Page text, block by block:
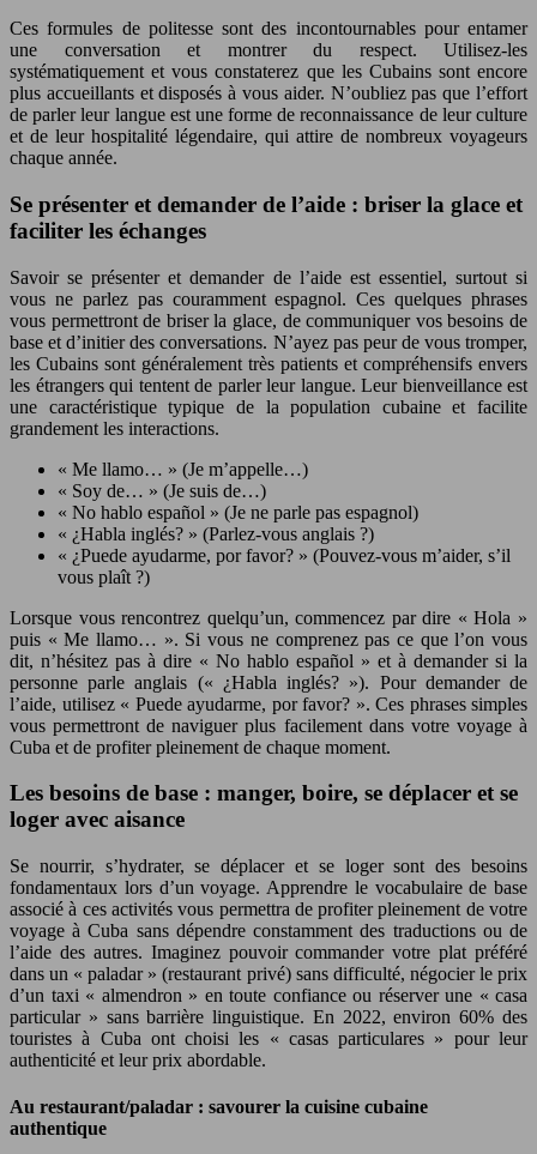
Ces formules de politesse sont des incontournables pour entamer
une conversation et montrer du respect. Utilisez-les
systématiquement et vous constaterez que les Cubains sont encore
plus accueillants et disposés à vous aider. N’oubliez pas que l’effort
de parler leur langue est une forme de reconnaissance de leur culture
et de leur hospitalité légendaire, qui attire de nombreux voyageurs
chaque année.
Se présenter et demander de l’aide : briser la glace et
faciliter les échanges
Savoir se présenter et demander de l’aide est essentiel, surtout si
vous ne parlez pas couramment espagnol. Ces quelques phrases
vous permettront de briser la glace, de communiquer vos besoins de
base et d’initier des conversations. N’ayez pas peur de vous tromper,
les Cubains sont généralement très patients et compréhensifs envers
les étrangers qui tentent de parler leur langue. Leur bienveillance est
une caractéristique typique de la population cubaine et facilite
grandement les interactions.
« Me llamo… » (Je m’appelle…)
« Soy de… » (Je suis de…)
« No hablo español » (Je ne parle pas espagnol)
« ¿Habla inglés? » (Parlez-vous anglais ?)
« ¿Puede ayudarme, por favor? » (Pouvez-vous m’aider, s’il
vous plaît ?)
Lorsque vous rencontrez quelqu’un, commencez par dire « Hola »
puis « Me llamo… ». Si vous ne comprenez pas ce que l’on vous
dit, n’hésitez pas à dire « No hablo español » et à demander si la
personne parle anglais (« ¿Habla inglés? »). Pour demander de
l’aide, utilisez « Puede ayudarme, por favor? ». Ces phrases simples
vous permettront de naviguer plus facilement dans votre voyage à
Cuba et de profiter pleinement de chaque moment.
Les besoins de base : manger, boire, se déplacer et se
loger avec aisance
Se nourrir, s’hydrater, se déplacer et se loger sont des besoins
fondamentaux lors d’un voyage. Apprendre le vocabulaire de base
associé à ces activités vous permettra de profiter pleinement de votre
voyage à Cuba sans dépendre constamment des traductions ou de
l’aide des autres. Imaginez pouvoir commander votre plat préféré
dans un « paladar » (restaurant privé) sans difficulté, négocier le prix
d’un taxi « almendron » en toute confiance ou réserver une « casa
particular » sans barrière linguistique. En 2022, environ 60% des
touristes à Cuba ont choisi les « casas particulares » pour leur
authenticité et leur prix abordable.
Au restaurant/paladar : savourer la cuisine cubaine
authentique